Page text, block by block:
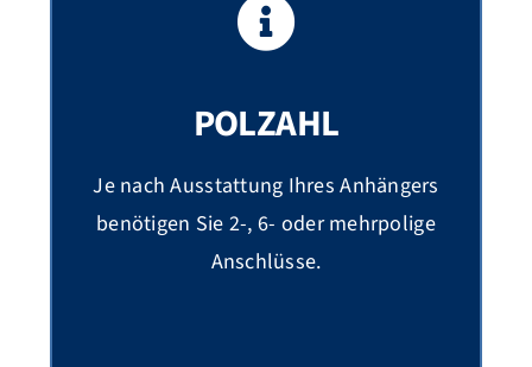
POLZAHL
Je nach Ausstattung Ihres Anhängers
benötigen Sie 2-, 6- oder mehrpolige
Anschlüsse.